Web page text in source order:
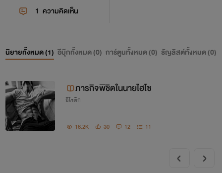
1 ความคิดเห็น
นิยายทั้งหมด (1) อีบุ๊กทั้งหมด (0) การ์ตูนทั้งหมด (0) ธัญลิสต์ทั้งหมด (0)
ภารกิจพิชิตในนายไฮโซ
อีโรติก
16.2K 30 12 11